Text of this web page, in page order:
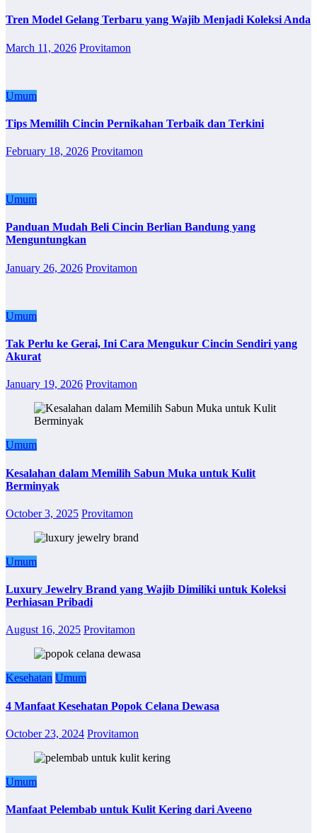
Tren Model Gelang Terbaru yang Wajib Menjadi Koleksi Anda
March 11, 2026 Provitamon
Umum
Tips Memilih Cincin Pernikahan Terbaik dan Terkini
February 18, 2026 Provitamon
Umum
Panduan Mudah Beli Cincin Berlian Bandung yang
Menguntungkan
January 26, 2026 Provitamon
Umum
Tak Perlu ke Gerai, Ini Cara Mengukur Cincin Sendiri yang
Akurat
January 19, 2026 Provitamon
Umum
Kesalahan dalam Memilih Sabun Muka untuk Kulit
Berminyak
October 3, 2025 Provitamon
Umum
Luxury Jewelry Brand yang Wajib Dimiliki untuk Koleksi
Perhiasan Pribadi
August 16, 2025 Provitamon
Kesehatan Umum
4 Manfaat Kesehatan Popok Celana Dewasa
October 23, 2024 Provitamon
Umum
Manfaat Pelembab untuk Kulit Kering dari Aveeno